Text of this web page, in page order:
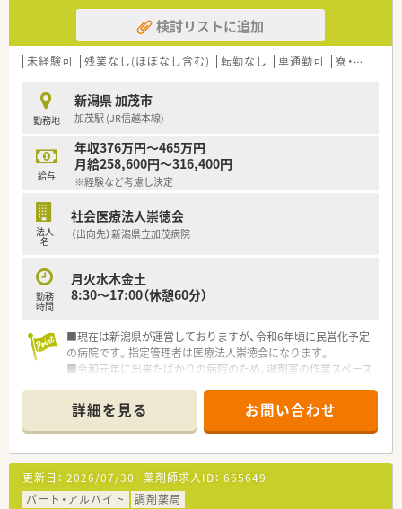
検討リストに追加
未経験可 残業なし(ほぼなし含む) 転勤なし 車通勤可 寮・借上社宅あり
勤務地
新潟県 加茂市
加茂駅 (JR信越本線)
給与
年収376万円～465万円
月給258,600円～316,400円
※経験など考慮し決定
法人
名
社会医療法人崇徳会
（出向先）新潟県立加茂病院
勤務
時間
月火水木金土
8:30～17:00（休憩60分）
■現在は新潟県が運営しておりますが、令和6年頃に民営化予定
の病院です。指定管理者は医療法人崇徳会になります。
■令和元年に出来たばかりの病院のため、調剤室の作業スペース
■幅広い年代の薬剤師が在籍しており、中途入社の方もスムーズ
に馴染んでいけます。
詳細を見る お問い合わせ
更新日： 2026/07/30 薬剤師求人ID： 665649
パート・アルバイト
調剤薬局